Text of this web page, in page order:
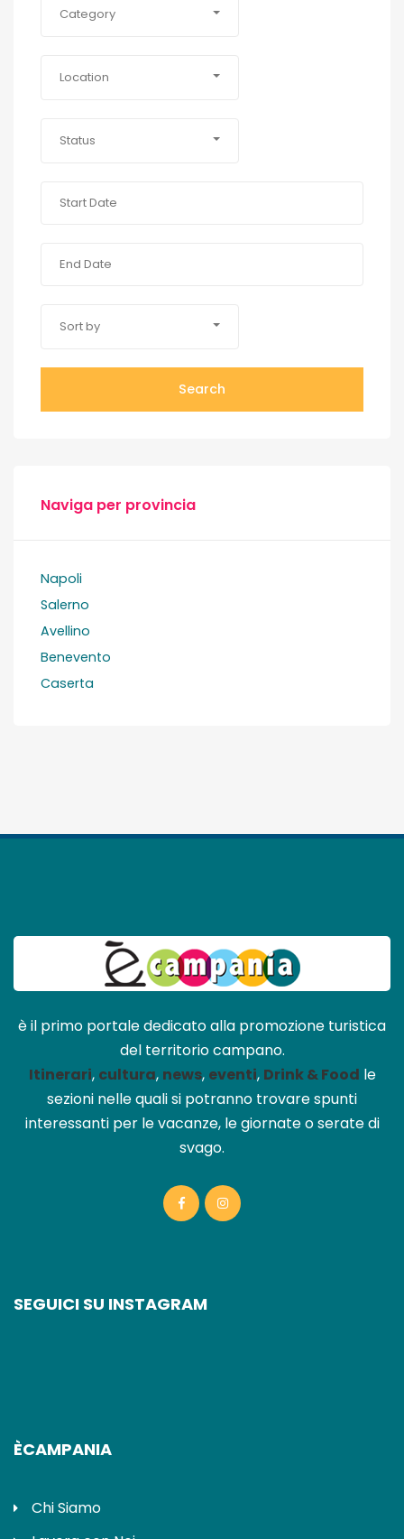
Category
Location
Status
Sort by
Search
Naviga per provincia
Napoli
Salerno
Avellino
Benevento
Caserta
è il primo portale dedicato alla promozione turistica
del territorio campano.
Itinerari, cultura, news, eventi, Drink & Food le
sezioni nelle quali si potranno trovare spunti
interessanti per le vacanze, le giornate o serate di
svago.
SEGUICI SU INSTAGRAM
ÈCAMPANIA
Chi Siamo